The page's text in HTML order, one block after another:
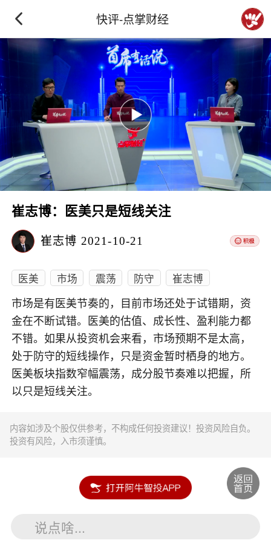
快评-点掌财经
崔志博：医美只是短线关注
崔志博 2021-10-21
医美 市场 震荡 防守 崔志博
市场是有医美节奏的，目前市场还处于试错期，资
金在不断试错。医美的估值、成长性、盈利能力都
不错。如果从投资机会来看，市场预期不是太高，
处于防守的短线操作，只是资金暂时栖身的地方。
医美板块指数窄幅震荡，成分股节奏难以把握，所
以只是短线关注。
内容如涉及个股仅供参考，不构成任何投资建议！投资风险自负。
投资有风险，入市须谨慎。
说点啥...